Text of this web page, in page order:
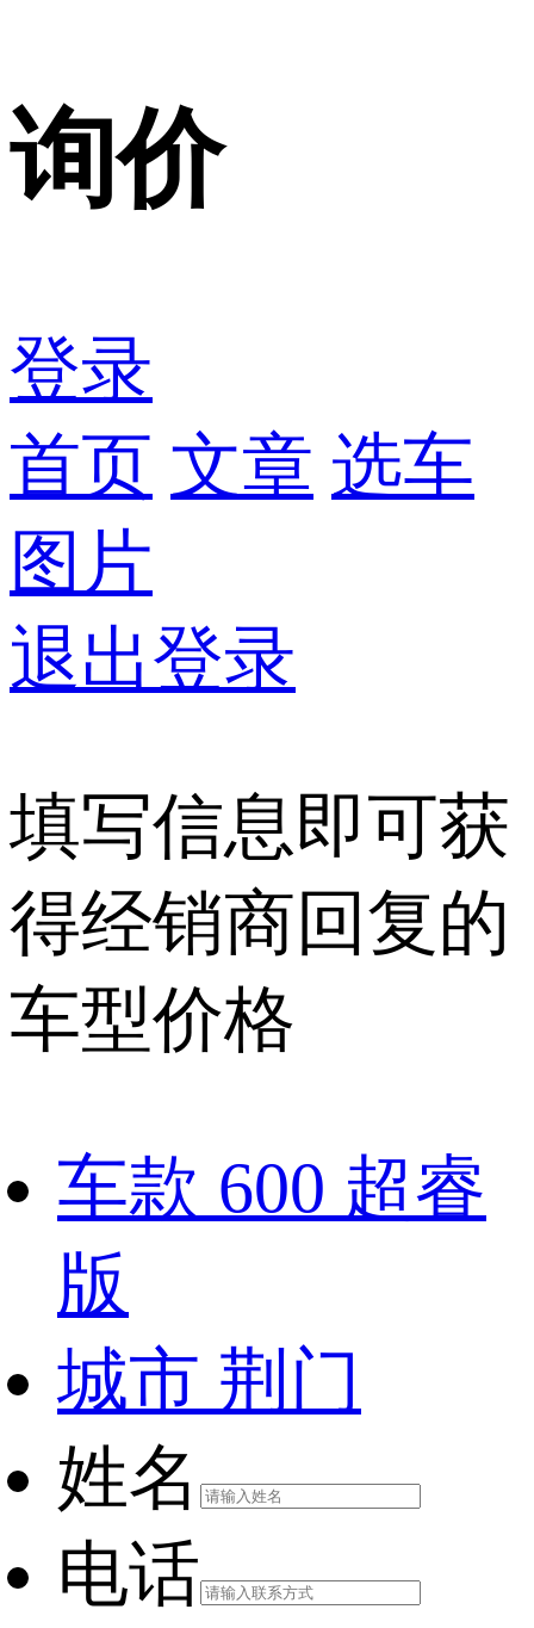
询价
登录
首页 文章 选车
图片
退出登录
填写信息即可获
得经销商回复的
车型价格
车款 600 超睿
版
城市 荆门
姓名
电话